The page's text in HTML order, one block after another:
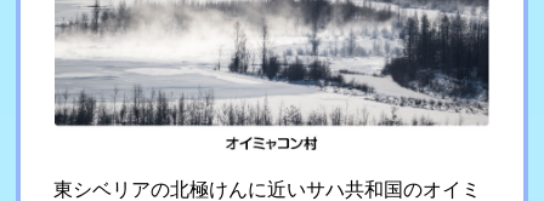
東シベリアの北極けんに近いサハ共和国のオイミ